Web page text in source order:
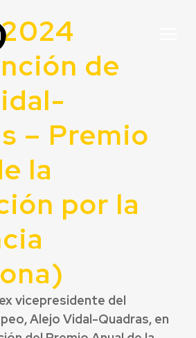
de
– Premio
la
por la
vicepresidente del
Alejo Vidal-Quadras, en